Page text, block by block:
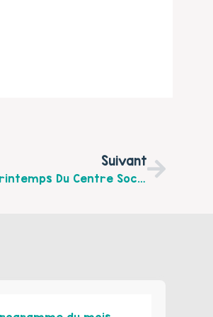
Suivant
Voici Le Programme Des Vacances De Printemps Du Centre Social Arras Ouest , Du Lundi 12 Au Vendredi 23 Avril.